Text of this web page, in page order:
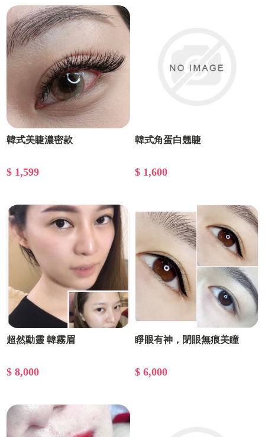
韓式美睫濃密款
$ 1,599
韓式角蛋白翹睫
$ 1,600
超然動靈 韓霧眉
$ 8,000
睜眼有神，閉眼無痕美瞳
$ 6,000